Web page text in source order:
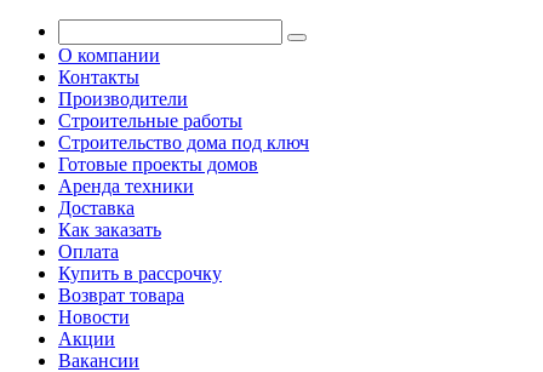
О компании
Контакты
Производители
Строительные работы
Строительство дома под ключ
Готовые проекты домов
Аренда техники
Доставка
Как заказать
Оплата
Купить в рассрочку
Возврат товара
Новости
Акции
Вакансии